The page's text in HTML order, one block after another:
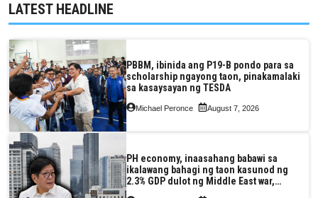
LATEST HEADLINE
PBBM, ibinida ang P19-B pondo para sa
scholarship ngayong taon, pinakamalaki
sa kasaysayan ng TESDA
Michael Peronce August 7, 2026
PH economy, inaasahang babawi sa
ikalawang bahagi ng taon kasunod ng
2.3% GDP dulot ng Middle East war,
pagkaantala ng public construction